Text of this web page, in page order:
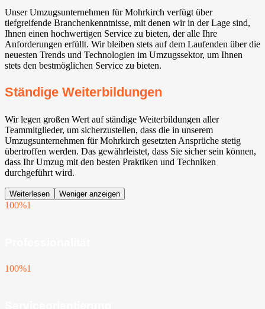
Unser Umzugsunternehmen für Mohrkirch verfügt über
tiefgreifende Branchenkenntnisse, mit denen wir in der Lage sind,
Ihnen einen hochwertigen Service zu bieten, der alle Ihre
Anforderungen erfüllt. Wir bleiben stets auf dem Laufenden über die
neuesten Trends und Technologien im Umzugssektor, um Ihnen
stets den bestmöglichen Service zu bieten.
Ständige Weiterbildungen
Wir legen großen Wert auf ständige Weiterbildungen aller
Teammitglieder, um sicherzustellen, dass die in unserem
Umzugsunternehmen für Mohrkirch gesetzten Ansprüche stetig
übertroffen werden. Das gewährleistet, dass Sie sicher sein können,
dass Ihr Umzug mit den besten Praktiken und Techniken
durchgeführt wird.
Weiterlesen Weniger anzeigen
100%1
100%1